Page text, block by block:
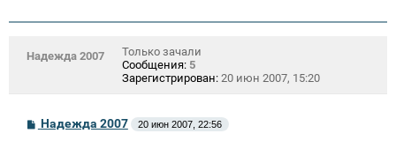
Надежда 2007
Только зачали
Сообщения: 5
Зарегистрирован: 20 июн 2007, 15:20
С
о
Надежда 2007 20 июн 2007, 22:56